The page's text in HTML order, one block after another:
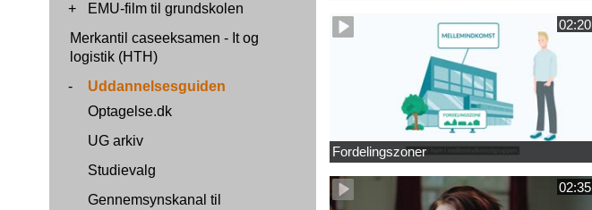
+
EMU-film til grundskolen
Merkantil caseeksamen - It og
logistik (HTH)
-
Uddannelsesguiden
Optagelse.dk
UG arkiv
Studievalg
Gennemsynskanal til
02:20
Fordelingszoner
02:35